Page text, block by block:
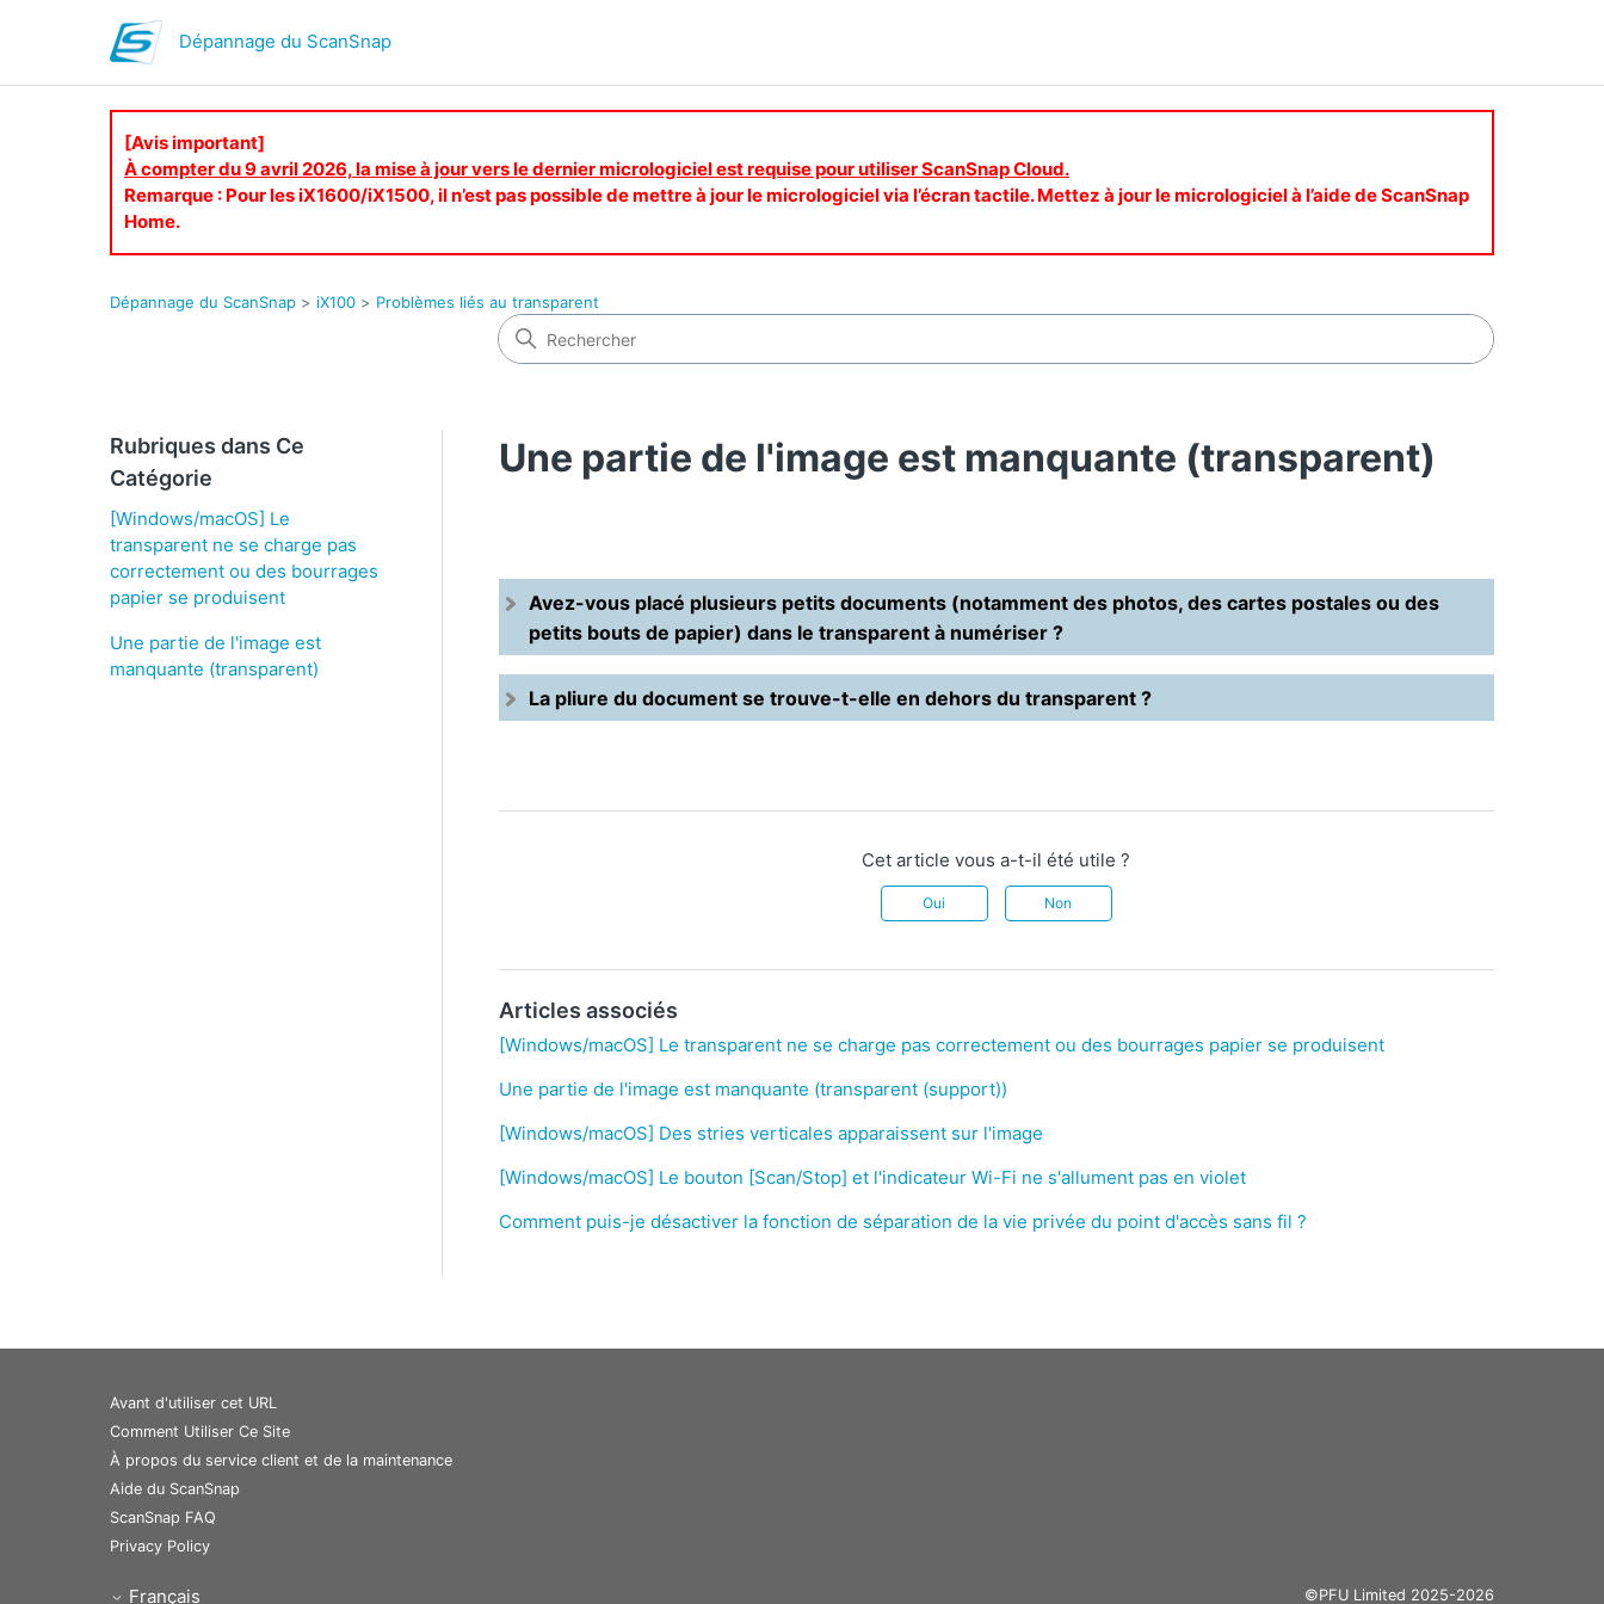
Dépannage du ScanSnap
[Avis important]
À compter du 9 avril 2026, la mise à jour vers le dernier micrologiciel est requise pour utiliser ScanSnap Cloud.
Remarque : Pour les iX1600/iX1500, il n’est pas possible de mettre à jour le micrologiciel via l’écran tactile. Mettez à jour le micrologiciel à l’aide de ScanSnap
Home.
Dépannage du ScanSnap iX100 Problèmes liés au transparent
Rubriques dans Ce
Catégorie
[Windows/macOS] Le
transparent ne se charge pas
correctement ou des bourrages
papier se produisent
Une partie de l'image est
manquante (transparent)
Une partie de l'image est manquante (transparent)
Avez-vous placé plusieurs petits documents (notamment des photos, des cartes postales ou des
petits bouts de papier) dans le transparent à numériser ?
La pliure du document se trouve-t-elle en dehors du transparent ?
Cet article vous a-t-il été utile ?
Oui Non
Articles associés
[Windows/macOS] Le transparent ne se charge pas correctement ou des bourrages papier se produisent
Une partie de l'image est manquante (transparent (support))
[Windows/macOS] Des stries verticales apparaissent sur l'image
[Windows/macOS] Le bouton [Scan/Stop] et l'indicateur Wi-Fi ne s'allument pas en violet
Comment puis-je désactiver la fonction de séparation de la vie privée du point d'accès sans fil ?
Avant d'utiliser cet URL
Comment Utiliser Ce Site
À propos du service client et de la maintenance
Aide du ScanSnap
ScanSnap FAQ
Privacy Policy
Français ©PFU Limited 2025-2026